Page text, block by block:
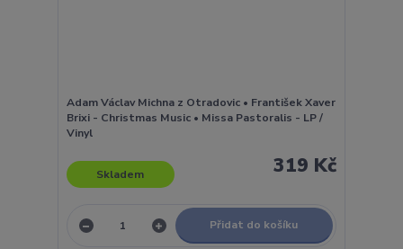
Adam Václav Michna z Otradovic • František Xaver
Brixi - Christmas Music • Missa Pastoralis - LP /
Vinyl
319 Kč
Skladem
Přidat do košíku